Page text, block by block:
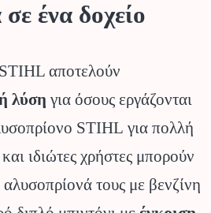
ένα δοχείο
αποτελούν
λύση για όσους εργάζονται
STIHL για πολλή
ιδιώτες χρήστες μπορούν
τους με βενζίνη